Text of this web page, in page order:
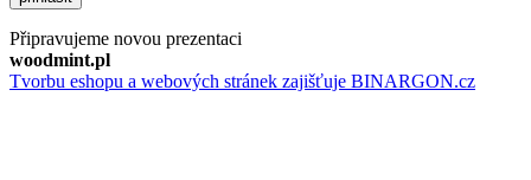
Připravujeme novou prezentaci
woodmint.pl
Tvorbu eshopu a webových stránek zajišťuje BINARGON.cz